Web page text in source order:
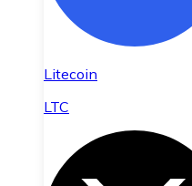
Litecoin
LTC